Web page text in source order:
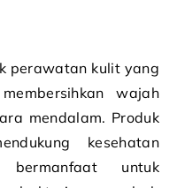
perawatan kulit yang
wajah
mendalam. Produk
kesehatan
untuk